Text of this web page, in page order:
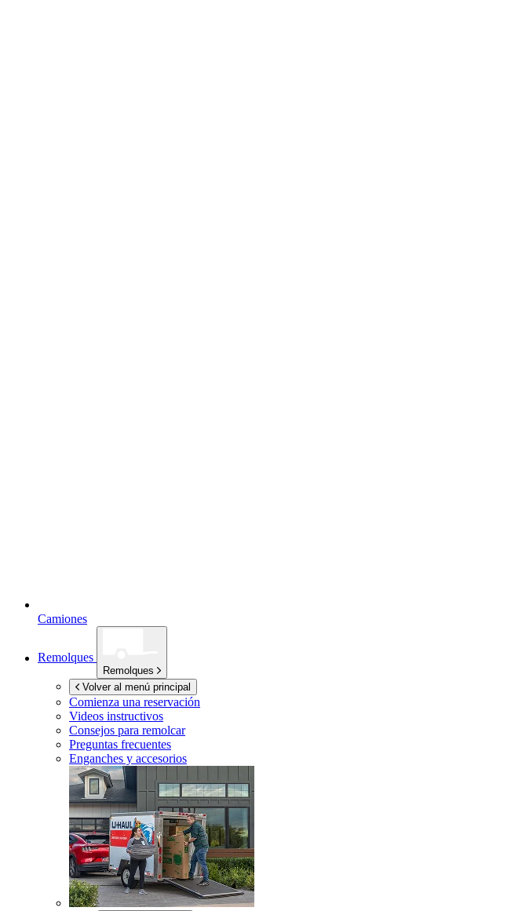
Camiones
Remolques
Remolques
Volver al menú principal
Comienza una reservación
Videos instructivos
Consejos para remolcar
Preguntas frecuentes
Enganches y accesorios